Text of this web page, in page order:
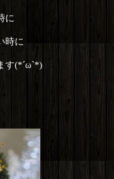
に
時に
す(*´ω`*)